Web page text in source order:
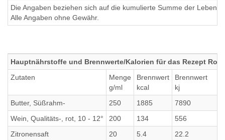
Die Angaben beziehen sich auf die kumulierte Summe der
Alle Angaben ohne Gewähr.
Hauptnährstoffe und Brennwerte/Kalorien für das Rezept
Zutaten
Menge
g/ml
Brennwert
kcal
Brennwert
kj
Butter, Süßrahm-
250 1885
7890
Wein, Qualitäts-, rot, 10 - 12°
200 134
556
Zitronensaft
20 5.4
22.2